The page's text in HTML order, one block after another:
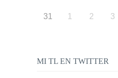
31 1 2 3
MI TL EN TWITTER